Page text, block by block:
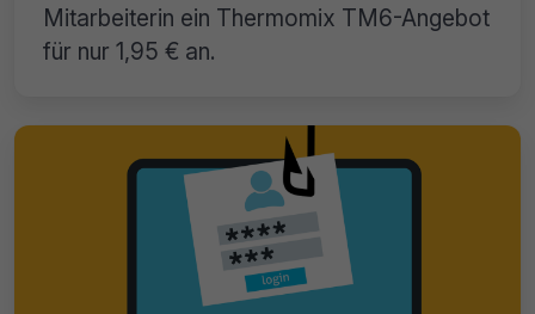
Mitarbeiterin ein Thermomix TM6-Angebot
für nur 1,95 € an.